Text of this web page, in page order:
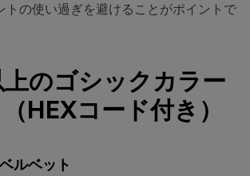
トの使い過ぎを避けることがポイントで
のゴシックカラー
HEXコード付き）
ルベット